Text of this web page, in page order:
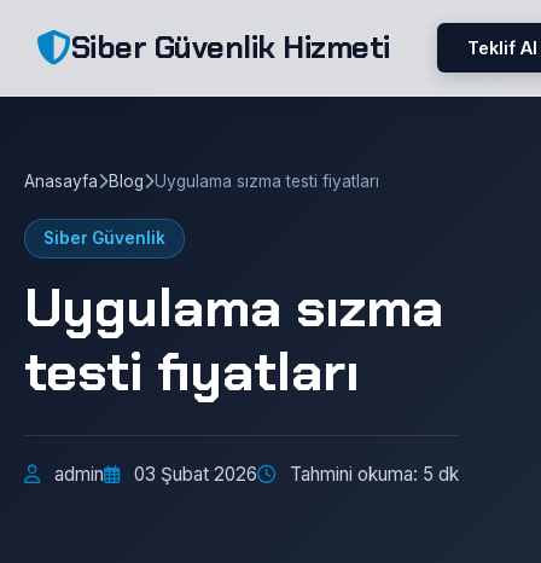
Siber Güvenlik Hizmeti Teklif Al
Anasayfa Blog Uygulama sızma testi fiyatları
Siber Güvenlik
Uygulama sızma
testi fiyatları
admin 03 Şubat 2026 Tahmini okuma: 5 dk